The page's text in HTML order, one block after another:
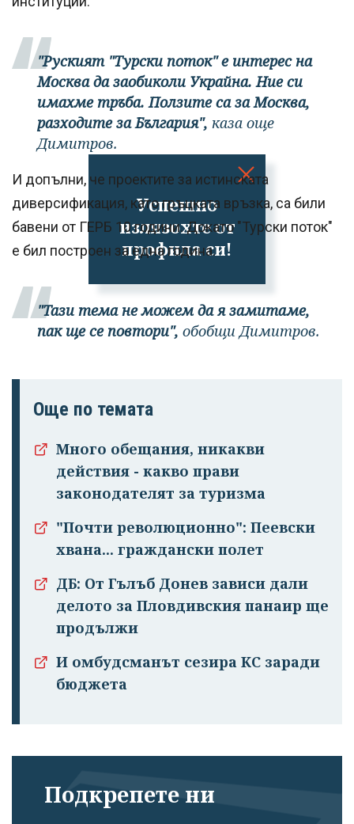
Успешно
излязохте от
профила си!
"Руският "Турски поток" е интерес на
Москва да заобиколи Украйна. Ние си
имахме тръба. Ползите са за Москва,
разходите за България", каза още
Димитров.
И допълни, че проектите за истинската
диверсификация, като гръцката връзка, са били
бавени от ГЕРБ 10 години. Докато "Турски поток"
е бил построен за една година.
"Тази тема не можем да я замитаме,
пак ще се повтори", обобщи Димитров.
Още по темата
Много обещания, никакви
действия - какво прави
законодателят за туризма
"Почти революционно": Пеевски
хвана... граждански полет
ДБ: От Гълъб Донев зависи дали
делото за Пловдивския панаир ще
продължи
И омбудсманът сезира КС заради
бюджета
Подкрепете ни